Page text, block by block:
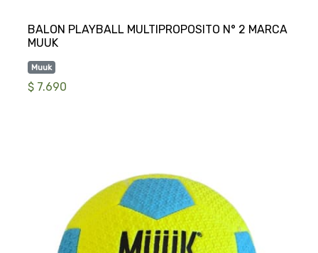
BALON PLAYBALL MULTIPROPOSITO N° 2 MARCA
Muuk
$ 7.690